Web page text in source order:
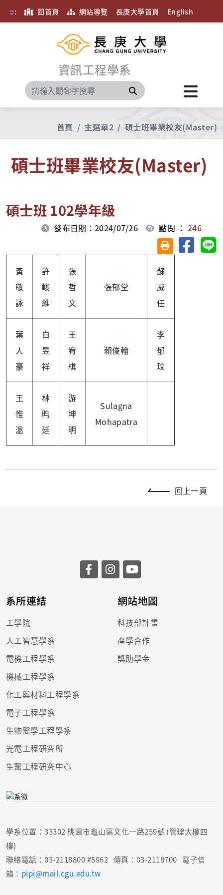
::: 回首頁 網站導覽 長庚大學首頁 English
資訊工程學系
搜尋
首頁 主選單2 碩士班畢業校友(Master)
碩士班畢業校友(Master)
碩士班 102學年級
發布日期：2024/07/26 點閱 ：246
友善列印(另開視
分享至
黃
敬
詠
許
峻
維
張
哲
文
張郁堂
蘇
威
任
葉
人
豪
白
昱
祥
王
宥
棋
賴俊翰
李
郁
玟
王
惟
溫
林
昀
廷
游
坤
明
Sulagna
Mohapatra
回上一頁
系所連結
工學院
人工智慧學系
電機工程學系
機械工程學系
化工與材料工程學系
電子工程學系
生物醫學工程學系
光電工程研究所
生醫工程研究中心
網站地圖
科技部計畫
產學合作
獎助學金
學系位置：33302 桃園市龜山區文化一路259號 (管理大樓四
樓)
聯絡電話：03-2118800 #5962 傳真：03-2118700 電子信
箱： pipi@mail.cgu.edu.tw